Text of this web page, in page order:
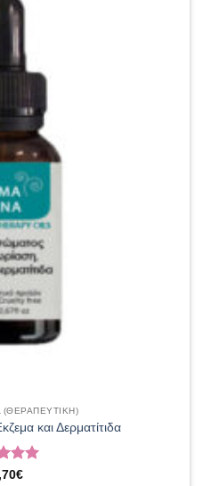
(ΘΕΡΑΠΕΥΤΙΚΗ)
και Δερματίτιδα
€